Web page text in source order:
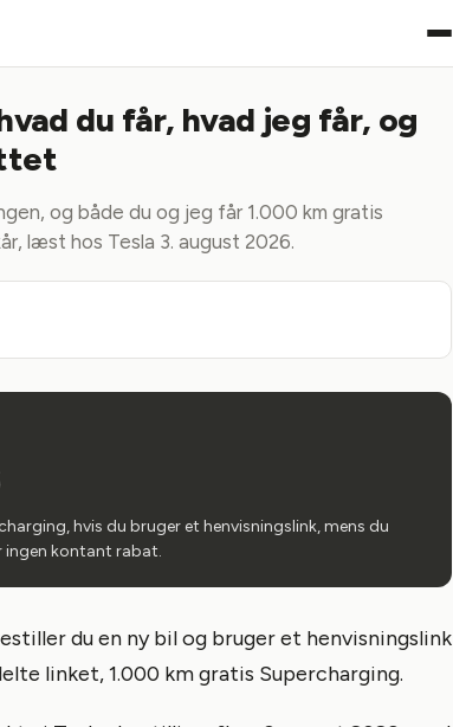
du får, hvad jeg får, og
og både du og jeg får 1.000 km gratis
læst hos Tesla 3. august 2026.
hvis du bruger et henvisningslink, mens du
ingen kontant rabat.
du en ny bil og bruger et henvisningslink
linket, 1.000 km gratis Supercharging.